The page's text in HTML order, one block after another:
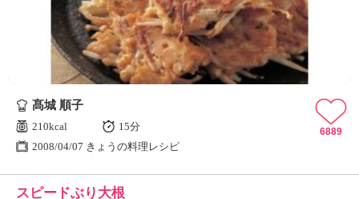
髙城 順子
210kcal
15分
2008/04/07 きょうの料理レシピ
6889
スピードぶり大根